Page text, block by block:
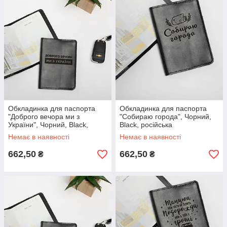
Обкладинка для паспорта
"Доброго вечора ми з
України", Чорний, Black,
українська
Немає в наявності
662,50 ₴
Обкладинка для паспорта
"Собираю города", Чорний,
Black, російська
Немає в наявності
662,50 ₴